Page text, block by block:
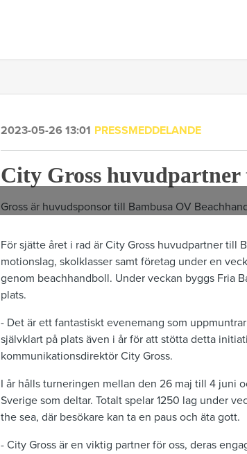
2023-05-26 13:01 PRESSMEDDELANDE
City Gross
För sjätte året i rad är City Gross huvudpartner till
motionslag, skolklasser samt företag under en
genom beachhandboll. Under veckan byggs Fria
plats.
- Det är ett fantastiskt evenemang som
självklart på plats även i år för att stötta detta
kommunikationsdirektör City Gross.
I år hålls turneringen mellan den 26 maj till 4 juni
Sverige som deltar. Totalt spelar 1250 lag under
the sea, där besökare kan ta en paus och äta gott.
- City Gross är en viktig partner för oss, deras